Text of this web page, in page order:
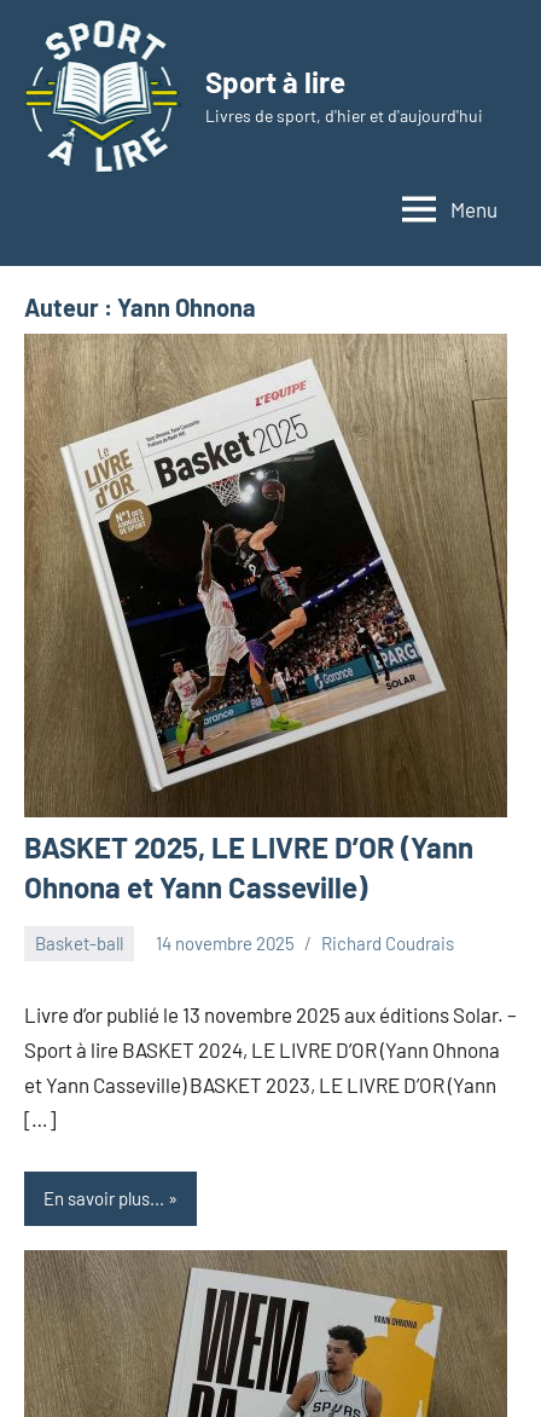
contenu
Sport à lire
Livres de sport, d'hier et d'aujourd'hui
Menu
Auteur : Yann Ohnona
BASKET 2025, LE LIVRE D’OR (Yann
Ohnona et Yann Casseville)
Basket-ball 14 novembre 2025 Richard Coudrais
Livre d’or publié le 13 novembre 2025 aux éditions Solar. –
Sport à lire BASKET 2024, LE LIVRE D’OR (Yann Ohnona
et Yann Casseville) BASKET 2023, LE LIVRE D’OR (Yann
[…]
En savoir plus...